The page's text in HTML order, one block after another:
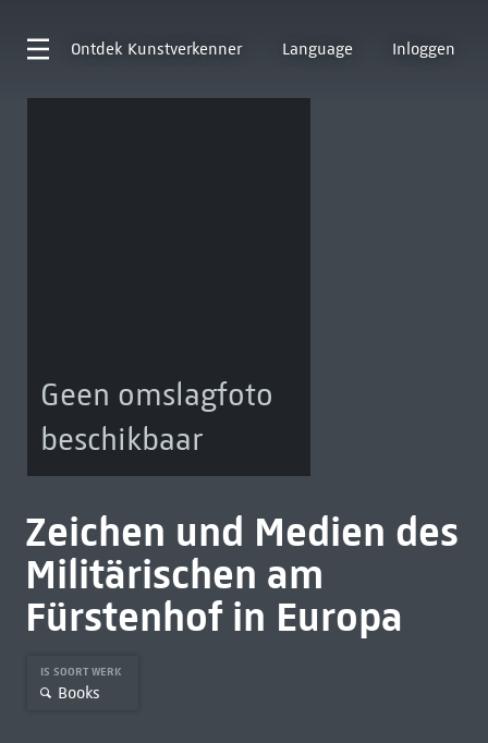
Ontdek Kunstverkenner Language Inloggen
Geen omslagfoto
beschikbaar
Zeichen und Medien des
Militärischen am
Fürstenhof in Europa
IS SOORT WERK
Books